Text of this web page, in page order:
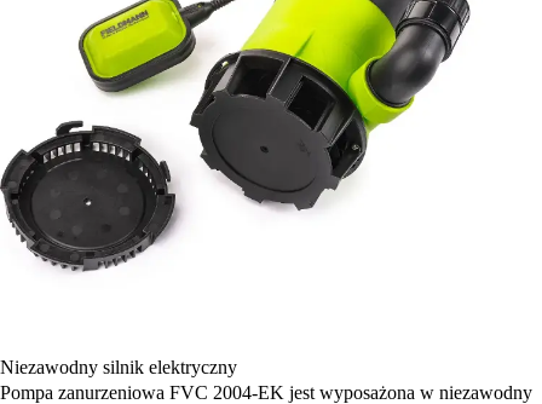
Niezawodny silnik elektryczny
Pompa zanurzeniowa FVC 2004-EK jest wyposażona w niezawodny